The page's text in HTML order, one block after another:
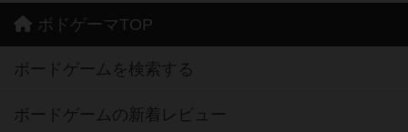
ボドゲーマTOP
ボードゲームを検索する
ボードゲームの新着レビュー